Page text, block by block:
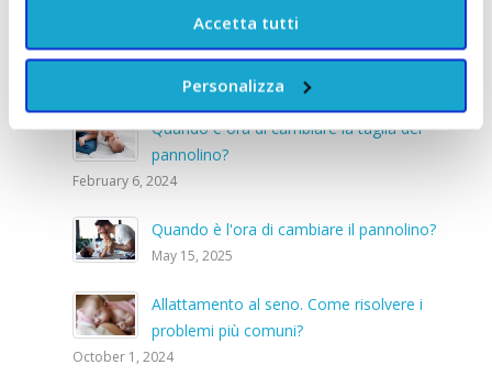
Accetta tutti
Personalizza
Come affrontare il singhiozzo dei
neonati e dei lattanti?
November 1, 2024
Quando è ora di cambiare la taglia del
pannolino?
February 6, 2024
Quando è l'ora di cambiare il pannolino?
May 15, 2025
Allattamento al seno. Come risolvere i
problemi più comuni?
October 1, 2024